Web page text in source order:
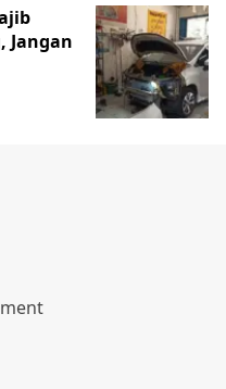
Jangan